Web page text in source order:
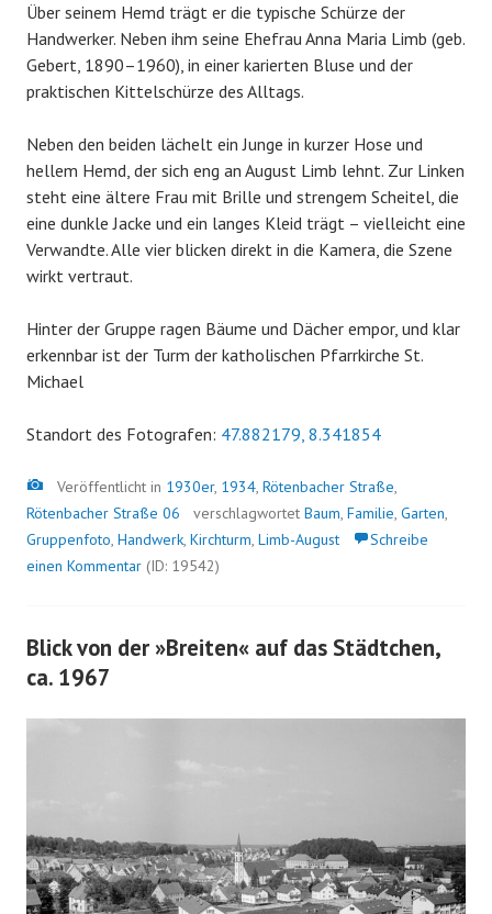
Über seinem Hemd trägt er die typische Schürze der
Handwerker. Neben ihm seine Ehefrau Anna Maria Limb (geb.
Gebert, 1890–1960), in einer karierten Bluse und der
praktischen Kittelschürze des Alltags.
Neben den beiden lächelt ein Junge in kurzer Hose und
hellem Hemd, der sich eng an August Limb lehnt. Zur Linken
steht eine ältere Frau mit Brille und strengem Scheitel, die
eine dunkle Jacke und ein langes Kleid trägt – vielleicht eine
Verwandte. Alle vier blicken direkt in die Kamera, die Szene
wirkt vertraut.
Hinter der Gruppe ragen Bäume und Dächer empor, und klar
erkennbar ist der Turm der katholischen Pfarrkirche St.
Michael
Standort des Fotografen: 47.882179, 8.341854
Bild
Veröffentlicht in 1930er, 1934, Rötenbacher Straße,
Rötenbacher Straße 06
verschlagwortet Baum, Familie, Garten,
Gruppenfoto, Handwerk, Kirchturm, Limb-August
Schreibe
einen Kommentar (ID: 19542)
Blick von der »Breiten« auf das Städtchen,
ca. 1967